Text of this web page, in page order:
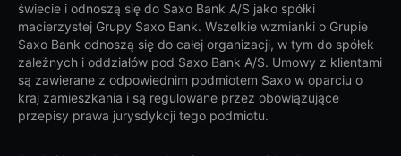
świecie i odnoszą się do Saxo Bank A/S jako spółki
macierzystej Grupy Saxo Bank. Wszelkie wzmianki o Grupie
Saxo Bank odnoszą się do całej organizacji, w tym do spółek
zależnych i oddziałów pod Saxo Bank A/S. Umowy z klientami
są zawierane z odpowiednim podmiotem Saxo w oparciu o
kraj zamieszkania i są regulowane przez obowiązujące
przepisy prawa jurysdykcji tego podmiotu.